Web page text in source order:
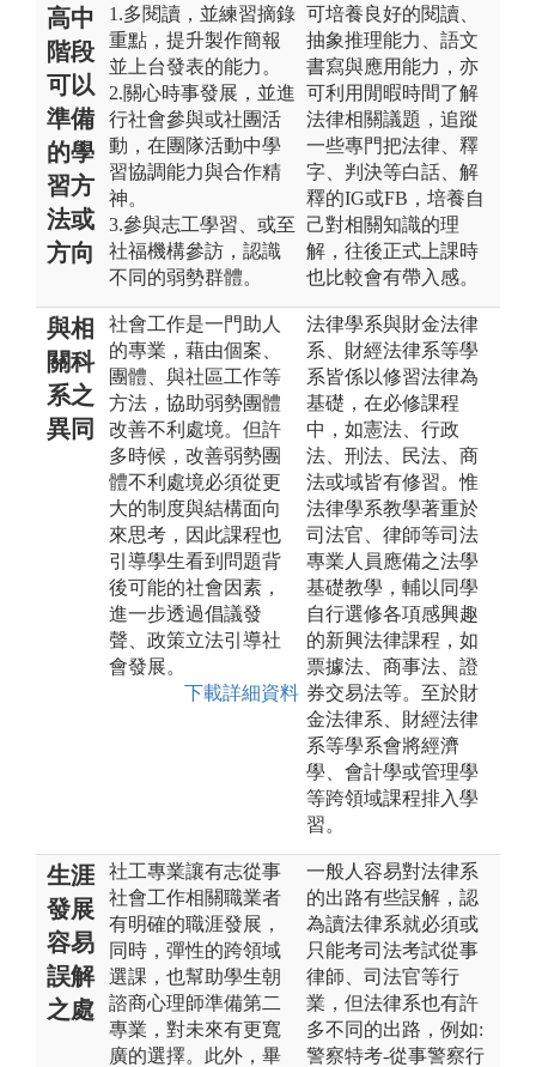
高中
階段
可以
準備
的學
習方
法或
方向
1.多閱讀，並練習摘錄
重點，提升製作簡報
並上台發表的能力。
2.關心時事發展，並進
行社會參與或社團活
動，在團隊活動中學
習協調能力與合作精
神。
3.參與志工學習、或至
社福機構參訪，認識
不同的弱勢群體。
可培養良好的閱讀、
抽象推理能力、語文
書寫與應用能力，亦
可利用閒暇時間了解
法律相關議題，追蹤
一些專門把法律、釋
字、判決等白話、解
釋的IG或FB，培養自
己對相關知識的理
解，往後正式上課時
也比較會有帶入感。
與相
關科
系之
異同
社會工作是一門助人
的專業，藉由個案、
團體、與社區工作等
方法，協助弱勢團體
改善不利處境。但許
多時候，改善弱勢團
體不利處境必須從更
大的制度與結構面向
來思考，因此課程也
引導學生看到問題背
後可能的社會因素，
進一步透過倡議發
聲、政策立法引導社
會發展。
下載詳細資料
法律學系與財金法律
系、財經法律系等學
系皆係以修習法律為
基礎，在必修課程
中，如憲法、行政
法、刑法、民法、商
法或域皆有修習。惟
法律學系教學著重於
司法官、律師等司法
專業人員應備之法學
基礎教學，輔以同學
自行選修各項感興趣
的新興法律課程，如
票據法、商事法、證
券交易法等。至於財
金法律系、財經法律
系等學系會將經濟
學、會計學或管理學
等跨領域課程排入學
習。
生涯
發展
容易
誤解
之處
社工專業讓有志從事
社會工作相關職業者
有明確的職涯發展，
同時，彈性的跨領域
選課，也幫助學生朝
諮商心理師準備第二
專業，對未來有更寬
廣的選擇。此外，畢
一般人容易對法律系
的出路有些誤解，認
為讀法律系就必須或
只能考司法考試從事
律師、司法官等行
業，但法律系也有許
多不同的出路，例如:
警察特考-從事警察行